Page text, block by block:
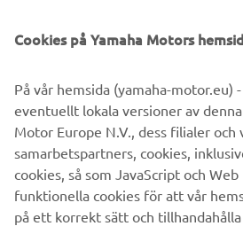
Cookies på Yamaha Motors
På vår hemsida (yamaha-motor.eu)
eventuellt lokala versioner av
Motor Europe N.V., dess filialer och
samarbetspartners, cookies,
cookies, så som JavaScript och
funktionella cookies för att vår
på ett korrekt sätt och